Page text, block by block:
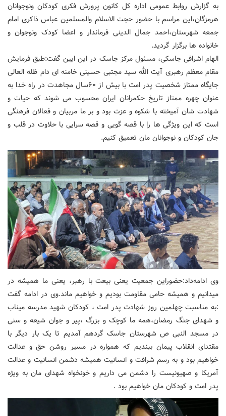
به گزارش روابط عمومی اداره کل کانون پرورش فکری کودکان ونوجوانان
هرمزگان،این مراسم با حضور حجت الاسلام والمسلمین عباس ذاکری امام
جمعه شهرستان،احمد جمال الدینی فرماندار و اعضا کودک ونوجوان و
خانواده ها برگزار گردید.
الهام اشرافی جاسکی، مسئول مرکز جاسک در این ایین گفت:طبق فرمایش
مقام معظم رهبری آیت الله سید مجتبی حسینی خامنه ای دام ظله العالی
جایگاه ممتاز شخصیت پدر امت با بیش از ۶۰سال مجاهدت در راه خدا به
عنوان چهره ممتاز تاریخ حکمرانان ایران محسوب می شوند که حیات و
شهادت شان آمیخته با شکوه و عزت بود و بر ما مربیان و فعالان فرهنگی
است که این ویژگی ها را با قصه گویی و قصه سرایی با حلاوت در قلب و
جان کودکان و نوجوانان مان تعمیق کنیم.
وی ادامه‌داد:حضوراین جمعیت یعنی بیعت با رهبر، یعنی ما همیشه در
میدانیم و همیشه حامی مقاومت بودیم و خواهیم ماند.وی در ادامه گفت
:به مناسبت چهلمین روز شهادت پدر امت ، کودکان شهید مدرسه میناب
و شهدای جنگ رمضان،همه ما کوچک و بزرگ ،پیر و جوان شیعه و سنی
در مسجد النبی ص شهرستان جاسک گردهم آمدیم تا یک بار دیگر با
مقتدای انقلاب پیمان ببندیم که همواره در مسیر روشن حق و عدالت
خواهیم بود و به رسم شرافت و انسانیت همیشه دشمن انسانیت و عدالت
آمریکا و صهیونیست را دشمن می داریم و خونخواه شهدای مان به ویژه
پدر امت و کودکان مان خواهیم بود .